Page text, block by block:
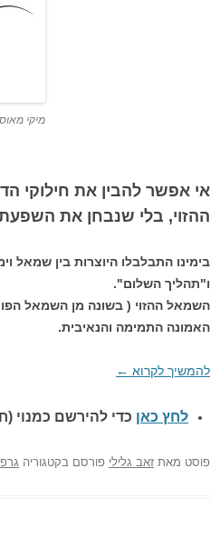
מיקי
אי אפשר להבין את חילוקי
ההזוי, בלי שנבחן את
בימינו התבלבלו היוצרות בין שמאל
ו"תהליך השלום".
השמאל ההזוי ( בשונה מן השמאל
האמונה התמימה והנאיבית.
להמשיך לקרוא ←
לחץ כאן כדי להירשם כמנוי
פוסט מאת זאב גלילי פורסם בקטגוריה